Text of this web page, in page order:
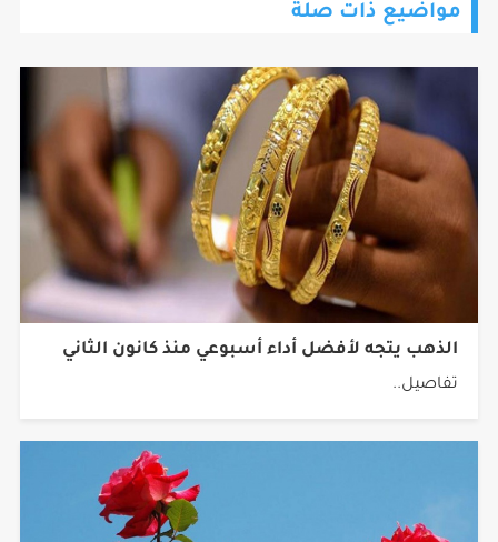
مواضيع ذات صلة
الذهب يتجه لأفضل أداء أسبوعي منذ كانون الثاني
تفاصيل..